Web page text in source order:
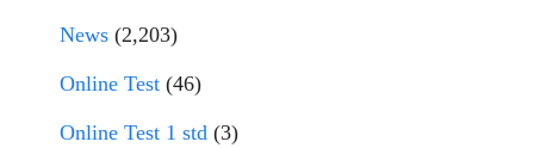
News (2,203)
Online Test (46)
Online Test 1 std (3)